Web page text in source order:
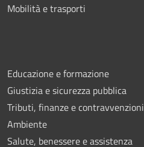
Mobilità e trasporti
Educazione e formazione
Giustizia e sicurezza pubblica
Tributi, finanze e contravvenzioni
Ambiente
Salute, benessere e assistenza